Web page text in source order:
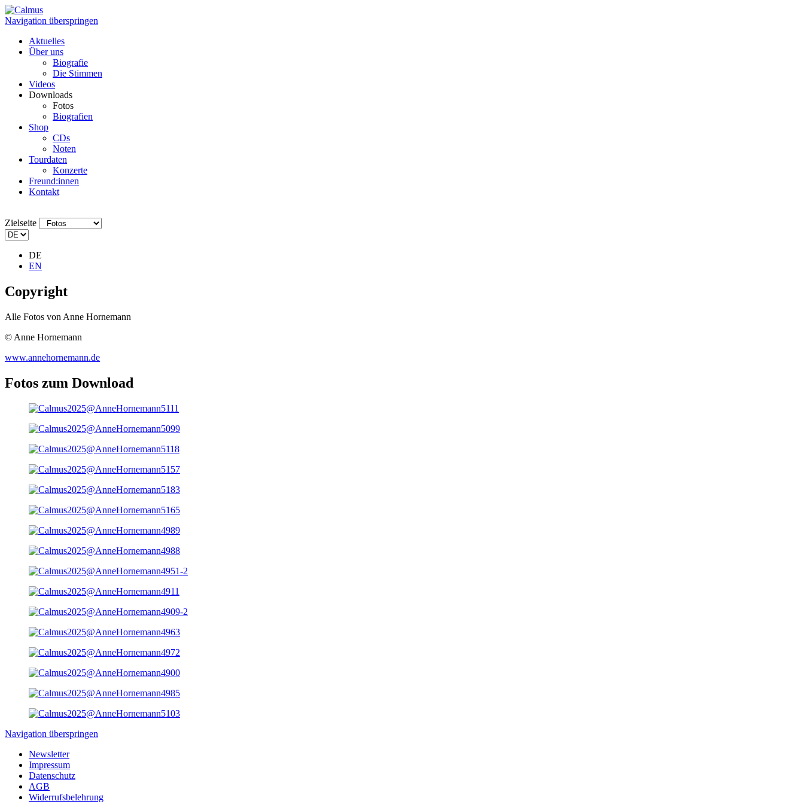
Navigation überspringen
Aktuelles
Über uns
Biografie
Die Stimmen
Videos
Downloads
Fotos
Biografien
Shop
CDs
Noten
Tourdaten
Konzerte
Freund:innen
Kontakt
Zielseite
DE
EN
Copyright
Alle Fotos von Anne Hornemann
© Anne Hornemann
www.annehornemann.de
Fotos zum Download
Navigation überspringen
Newsletter
Impressum
Datenschutz
AGB
Widerrufsbelehrung